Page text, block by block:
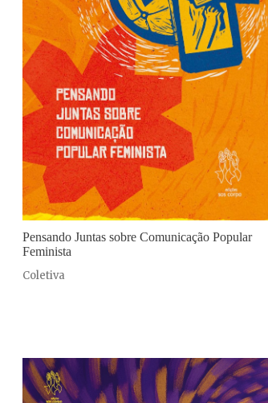
Pensando Juntas sobre Comunicação Popular
Feminista
Coletiva